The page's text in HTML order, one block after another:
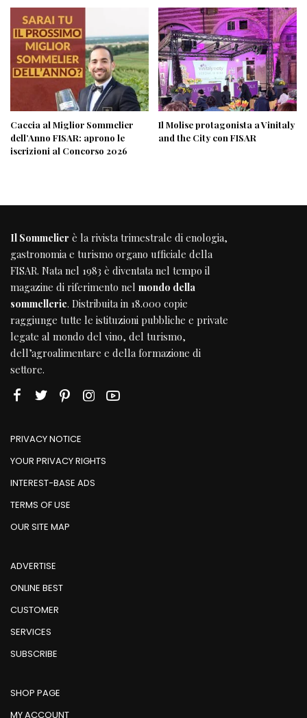
Caccia al Miglior Sommelier
dell’Anno FISAR: aprono le
iscrizioni al Concorso 2026
Il Molise protagonista a Vinitaly
and the City con FISAR
Il Sommelier è la rivista trimestrale di enologia,
gastronomia e turismo organo ufficiale della
FISAR. Nata nel 1983 è diventata nel tempo il
magazine di riferimento nel mondo della
sommellerie. Distribuita in 18.000 copie
raggiunge tutte le istituzioni pubbliche e private
legate al mondo del vino, del turismo,
dell’agroalimentare e della formazione di
settore.
PRIVACY NOTICE
YOUR PRIVACY RIGHTS
INTEREST-BASE ADS
TERMS OF USE
OUR SITE MAP
ADVERTISE
ONLINE BEST
CUSTOMER
SERVICES
SUBSCRIBE
SHOP PAGE
MY ACCOUNT